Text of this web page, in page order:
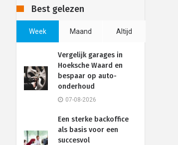
Best gelezen
Week Maand Altijd
Vergelijk garages in
Hoeksche Waard en
bespaar op auto-
onderhoud
07-08-2026
Een sterke backoffice
als basis voor een
succesvol